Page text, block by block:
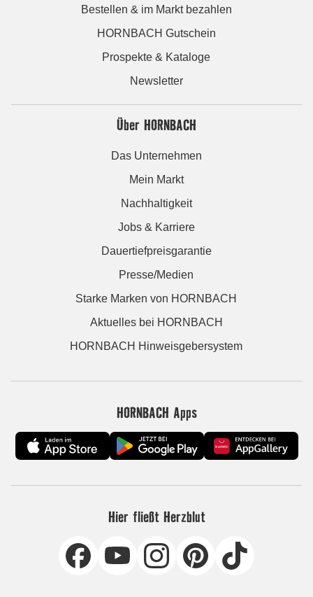
Bestellen & im Markt bezahlen
HORNBACH Gutschein
Prospekte & Kataloge
Newsletter
Über HORNBACH
Das Unternehmen
Mein Markt
Nachhaltigkeit
Jobs & Karriere
Dauertiefpreisgarantie
Presse/Medien
Starke Marken von HORNBACH
Aktuelles bei HORNBACH
HORNBACH Hinweisgebersystem
HORNBACH Apps
Hier fließt Herzblut